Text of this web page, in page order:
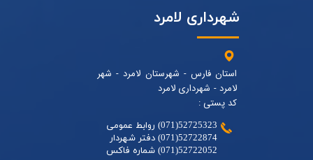
شهرداری لامرد
استان فارس - شهرستان لامرد - شهر
لامرد - شهرداری لامرد
کد پستی :
52725323(071) روابط عمومی
52722874(071) دفتر شهردار
52722052(071) شماره فاکس